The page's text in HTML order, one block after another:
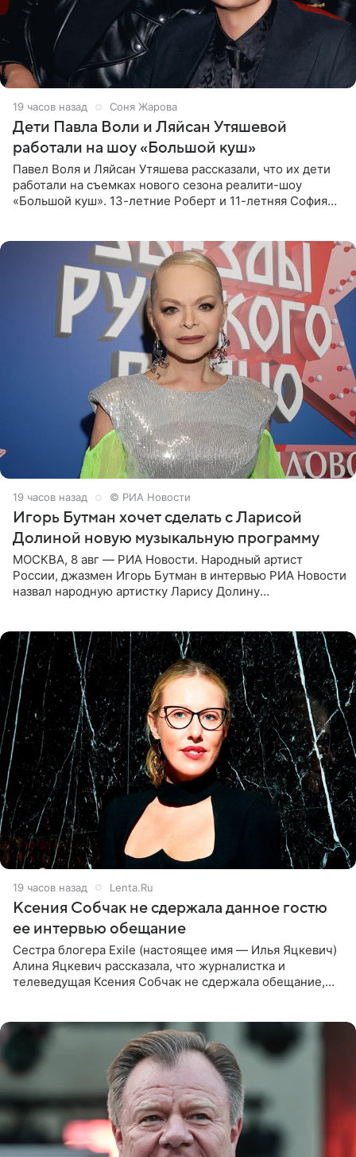
19 часов назад Соня Жарова
Дети Павла Воли и Ляйсан Утяшевой
работали на шоу «Большой куш»
Павел Воля и Ляйсан Утяшева рассказали, что их дети
работали на съемках нового сезона реалити-шоу
«Большой куш». 13-летние Роберт и 11-летняя София
19 часов назад © РИА Новости
Игорь Бутман хочет сделать с Ларисой
Долиной новую музыкальную программу
МОСКВА, 8 авг — РИА Новости. Народный артист
России, джазмен Игорь Бутман в интервью РИА Новости
назвал народную артистку Ларису Долину
19 часов назад Lenta.Ru
Ксения Собчак не сдержала данное гостю
ее интервью обещание
Сестра блогера Exile (настоящее имя — Илья Яцкевич)
Алина Яцкевич рассказала, что журналистка и
телеведущая Ксения Собчак не сдержала обещание,